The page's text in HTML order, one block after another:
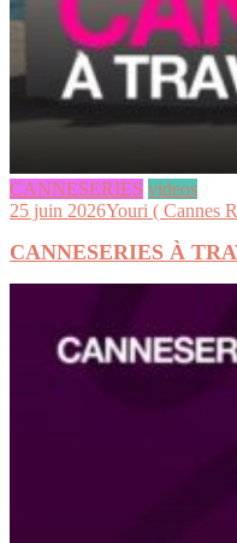
CANNESERIES videos
25 juin 2026Youri ( Cannes
CANNESERIES À